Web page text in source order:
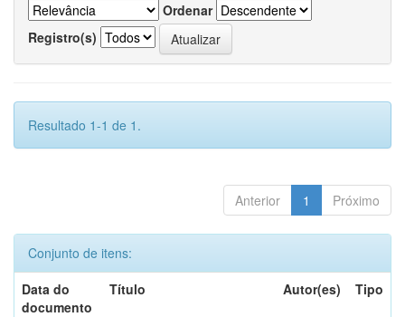
Ordenar
Registro(s)
Resultado 1-1 de 1.
Anterior 1 Próximo
Conjunto de itens:
Data do
documento
Título Autor(es) Tipo